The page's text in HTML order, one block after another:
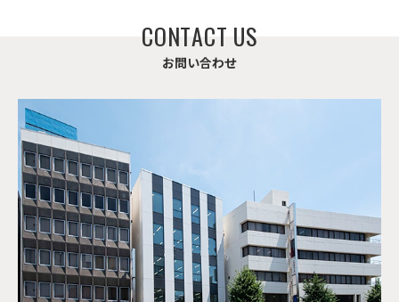
CONTACT US
お問い合わせ